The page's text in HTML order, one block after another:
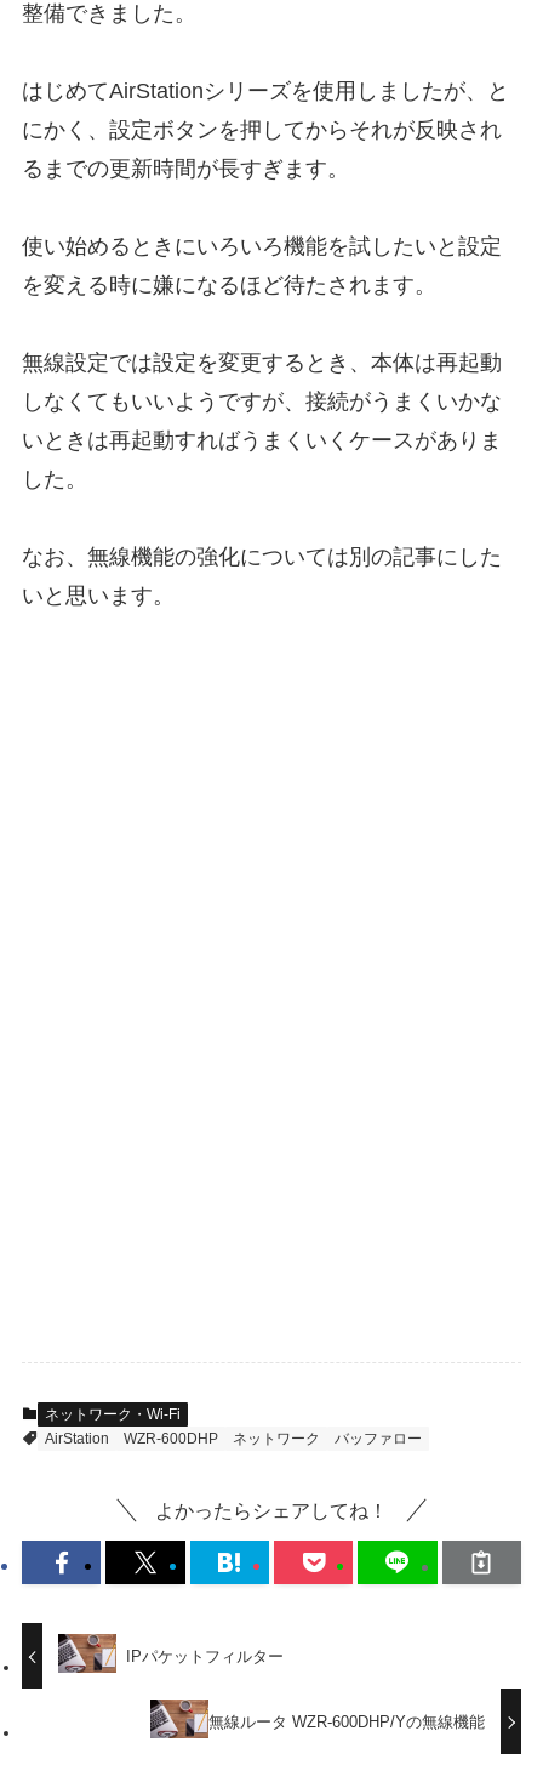
整備できました。
はじめてAirStationシリーズを使用しましたが、と
にかく、設定ボタンを押してからそれが反映され
るまでの更新時間が長すぎます。
使い始めるときにいろいろ機能を試したいと設定
を変える時に嫌になるほど待たされます。
無線設定では設定を変更するとき、本体は再起動
しなくてもいいようですが、接続がうまくいかな
いときは再起動すればうまくいくケースがありま
した。
なお、無線機能の強化については別の記事にした
いと思います。
ネットワーク・Wi-Fi
AirStation
WZR-600DHP ネットワーク バッファロー
よかったらシェアしてね！
IPパケットフィルター
無線ルータ WZR-600DHP/Yの無線機能